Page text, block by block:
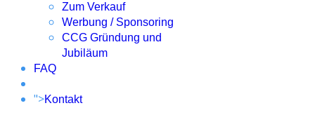
Zum Verkauf
Werbung / Sponsoring
CCG Gründung und
Jubiläum
FAQ
">Kontakt